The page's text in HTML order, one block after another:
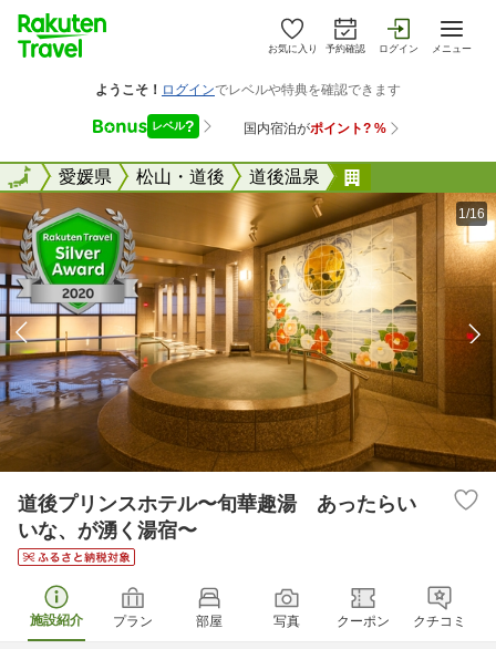
お気に入り 予約確認 ログイン メニュー
全国愛媛県 松山・道後 道後温泉
全国
1/16
道後プリンスホテル〜旬華趣湯 あったらい
いな、が湧く湯宿〜
施設紹介 プラン 部屋 写真 クーポン クチコミ